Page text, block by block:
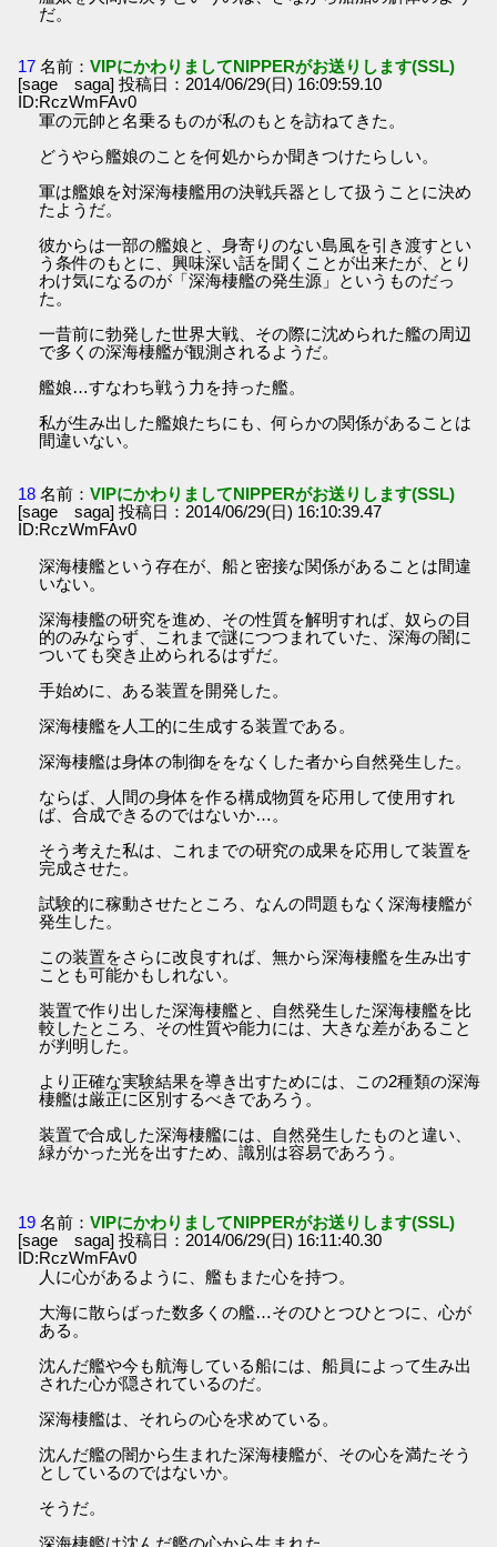
だ。
17 名前：VIPにかわりましてNIPPERがお送りします(SSL)
[sage saga] 投稿日：2014/06/29(日) 16:09:59.10
ID:RczWmFAv0
軍の元帥と名乗るものが私のもとを訪ねてきた。
どうやら艦娘のことを何処からか聞きつけたらしい。
軍は艦娘を対深海棲艦用の決戦兵器として扱うことに決め
たようだ。
彼からは一部の艦娘と、身寄りのない島風を引き渡すとい
う条件のもとに、興味深い話を聞くことが出来たが、とり
わけ気になるのが「深海棲艦の発生源」というものだっ
た。
一昔前に勃発した世界大戦、その際に沈められた艦の周辺
で多くの深海棲艦が観測されるようだ。
艦娘…すなわち戦う力を持った艦。
私が生み出した艦娘たちにも、何らかの関係があることは
間違いない。
18 名前：VIPにかわりましてNIPPERがお送りします(SSL)
[sage saga] 投稿日：2014/06/29(日) 16:10:39.47
ID:RczWmFAv0
深海棲艦という存在が、船と密接な関係があることは間違
いない。
深海棲艦の研究を進め、その性質を解明すれば、奴らの目
的のみならず、これまで謎につつまれていた、深海の闇に
ついても突き止められるはずだ。
手始めに、ある装置を開発した。
深海棲艦を人工的に生成する装置である。
深海棲艦は身体の制御ををなくした者から自然発生した。
ならば、人間の身体を作る構成物質を応用して使用すれ
ば、合成できるのではないか…。
そう考えた私は、これまでの研究の成果を応用して装置を
完成させた。
試験的に稼動させたところ、なんの問題もなく深海棲艦が
発生した。
この装置をさらに改良すれば、無から深海棲艦を生み出す
ことも可能かもしれない。
装置で作り出した深海棲艦と、自然発生した深海棲艦を比
較したところ、その性質や能力には、大きな差があること
が判明した。
より正確な実験結果を導き出すためには、この2種類の深海
棲艦は厳正に区別するべきであろう。
装置で合成した深海棲艦には、自然発生したものと違い、
緑がかった光を出すため、識別は容易であろう。
19 名前：VIPにかわりましてNIPPERがお送りします(SSL)
[sage saga] 投稿日：2014/06/29(日) 16:11:40.30
ID:RczWmFAv0
人に心があるように、艦もまた心を持つ。
大海に散らばった数多くの艦…そのひとつひとつに、心が
ある。
沈んだ艦や今も航海している船には、船員によって生み出
された心が隠されているのだ。
深海棲艦は、それらの心を求めている。
沈んだ艦の闇から生まれた深海棲艦が、その心を満たそう
としているのではないか。
そうだ。